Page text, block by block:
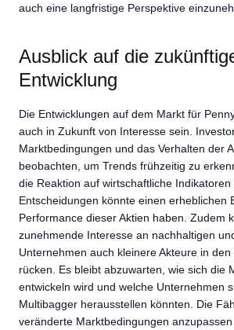
auch eine langfristige Perspektive
Ausblick auf die
Entwicklung
Die Entwicklungen auf dem Markt für
auch in Zukunft von Interesse sein.
Marktbedingungen und das Verhalten der
beobachten, um Trends frühzeitig zu
die Reaktion auf wirtschaftliche
Entscheidungen könnte einen erheblichen
Performance dieser Aktien haben. Zudem
zunehmende Interesse an nachhaltigen
Unternehmen auch kleinere Akteure in den
rücken. Es bleibt abzuwarten, wie sich die
entwickeln wird und welche Unternehmen
Multibagger herausstellen könnten. Die
veränderte Marktbedingungen